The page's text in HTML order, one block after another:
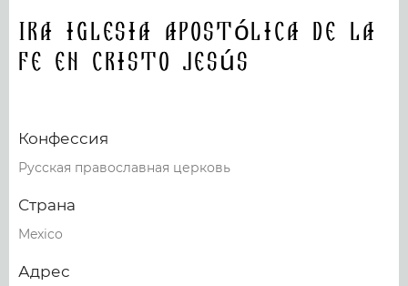
1ra Iglesia Apostólica de la
Fe en Cristo Jesús
Конфессия
Русская православная церковь
Страна
Mexico
Адрес